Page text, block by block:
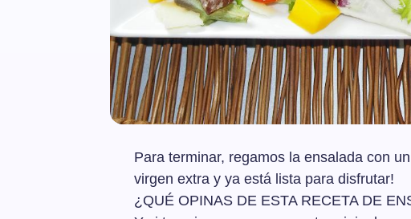
Para terminar, regamos la ensalada con
virgen extra y ya está lista para disfrutar!
¿QUÉ OPINAS DE ESTA RECETA DE